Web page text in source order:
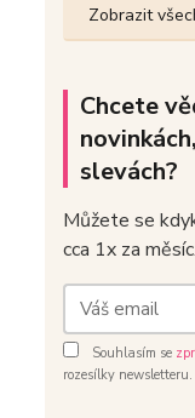
Zobrazit
Chcete
slevách?
Můžete se
cca 1x za měsíc.
Souhlasím se
rozesílky newsletteru.